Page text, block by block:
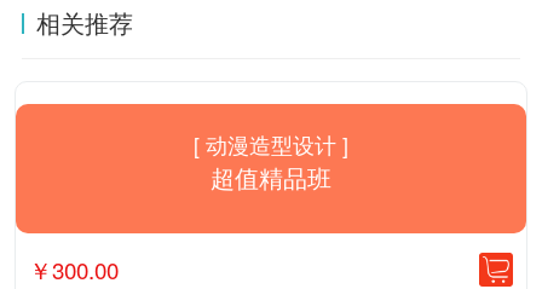
相关推荐
[ 动漫造型设计 ]
超值精品班
￥300.00